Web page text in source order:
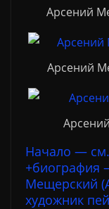
Арсений
Арсений
Начало —
+биография
Мещерский
художник